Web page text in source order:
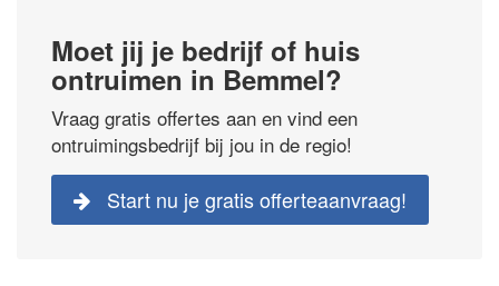
Moet jij je bedrijf of huis
ontruimen in Bemmel?
Vraag gratis offertes aan en vind een
ontruimingsbedrijf bij jou in de regio!
Start nu je gratis offerteaanvraag!